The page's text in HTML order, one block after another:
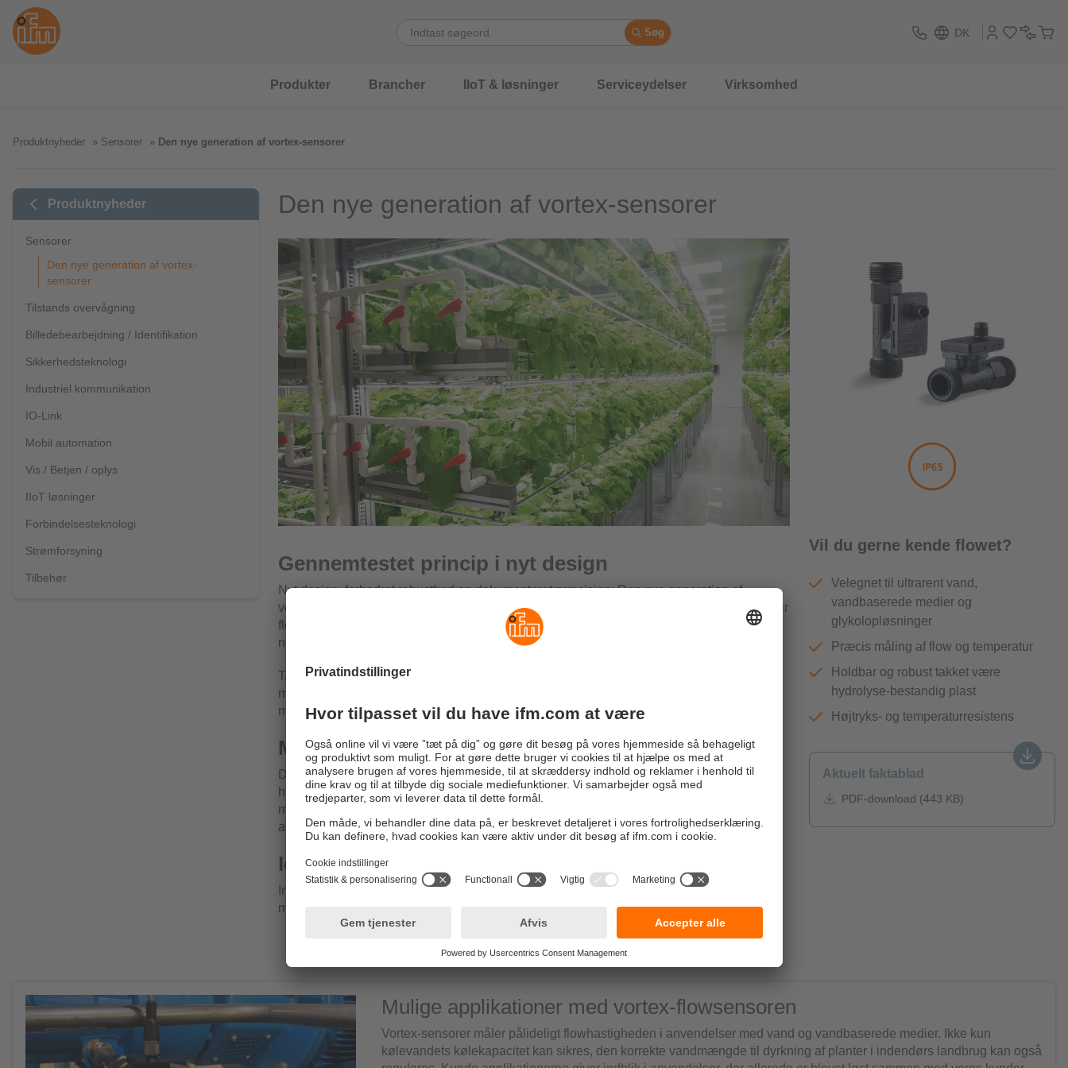
Søg DK
Produkter Brancher IIoT & løsninger Serviceydelser Virksomhed
Produktnyheder Sensorer Den nye generation af vortex-sensorer
Produktnyheder
Sensorer
Den nye generation af vortex-
sensorer
Tilstands overvågning
Billedebearbejdning / Identifikation
Sikkerhedsteknologi
Industriel kommunikation
IO-Link
Mobil automation
Vis / Betjen / oplys
IIoT løsninger
Forbindelsesteknologi
Strømforsyning
Tilbehør
Den nye generation af vortex-sensorer
Gennemtestet princip i nyt design
Nyt design, forbedret robusthed og dokumenteret præcision: Den nye generation af
vortexsensorer imponerer over hele linjen med sine interne og eksterne værdier, hvilket gør
flowmåling af ultrarent vand, vandbaserede medier og glykolopløsninger mere ligetil end
nogensinde før.
Takket være det nye design og nye materialer kunne antallet af indvendige pakninger
minimeres: huset og hvirvellegemet er fremstillet i ét stykke, hvilket garanterer
modstandsdygtigheden over for tryk og temperatur.
Mere robust over for hydrolyse, tryk og temperatur
Det anvendte materiale er karakteriseret ved en høj modstandsdygtighed over for
hydrolyse, som har en positiv effekt på udstyrets levetid. Derudover er materialet
modstandsdygtigt over for mikrobiologiske angreb, hvilket reducerer risikoen for udvikling
af legionella, især i kølevandskredsløb.
Identiske installationsmål
Installationsmålene svarer til den eksisterende vortex-generations mål, hvilket giver
mulighed for en gnidningsløs omstilling til den nye generation.
Vil du gerne kende flowet?
Velegnet til ultrarent vand,
vandbaserede medier og
glykolopløsninger
Præcis måling af flow og temperatur
Holdbar og robust takket være
hydrolyse-bestandig plast
Højtryks- og temperaturresistens
Aktuelt faktablad
PDF-download (443 KB)
Mulige applikationer med vortex-flowsensoren
Vortex-sensorer måler pålideligt flowhastigheden i anvendelser med vand og vandbaserede medier. Ikke kun
kølevandets kølekapacitet kan sikres, den korrekte vandmængde til dyrkning af planter i indendørs landbrug kan også